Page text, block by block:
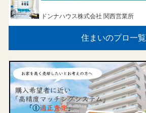
ドンナハウス株式会社 関西営業所
住まいのプロ一覧